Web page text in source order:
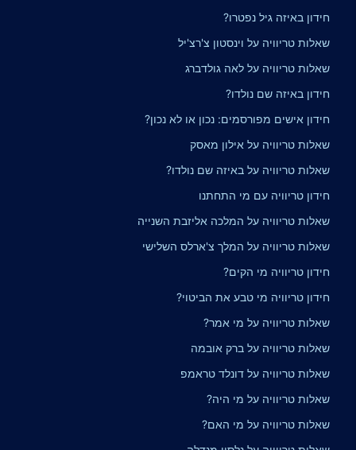
חידון באיזה גיל נפטרו?
שאלות טריוויה על וינסטון צ'רצ'יל
שאלות טריוויה על לאה גולדברג
חידון באיזה שם נולדו?
חידון אישים מפורסמים: נכון או לא נכון?
שאלות טריוויה על אילון מאסק
שאלות טריוויה על באיזה שם נולדו?
חידון טריוויה עם מי התחתנו
שאלות טריוויה על המלכה אליזבת השנייה
שאלות טריוויה על המלך צ'ארלס השלישי
חידון טריוויה מי הקים?
חידון טריוויה מי טבע את הביטוי?
שאלות טריוויה על מי אמר?
שאלות טריוויה על ברק אובמה
שאלות טריוויה על דונלד טראמפ
שאלות טריוויה על מי היה?
שאלות טריוויה על מי האם?